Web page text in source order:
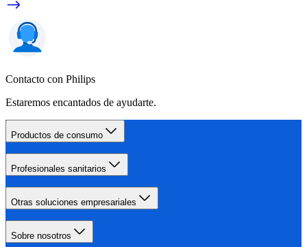
Contacto con Philips
Estaremos encantados de ayudarte.
Productos de consumo
Profesionales sanitarios
Otras soluciones empresariales
Sobre nosotros